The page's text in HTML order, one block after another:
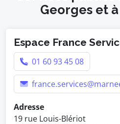
Georges et
Espace France
01 60 93 45 08
Adresse
19 rue Louis-Blériot